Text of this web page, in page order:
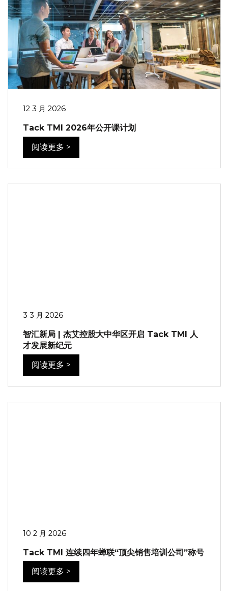
12 3 月 2026
Tack TMI 2026年公开课计划
阅读更多 >
3 3 月 2026
智汇新局 | 杰艾控股大中华区开启 Tack TMI 人
才发展新纪元
阅读更多 >
10 2 月 2026
Tack TMI 连续四年蝉联“顶尖销售培训公司”称号
阅读更多 >